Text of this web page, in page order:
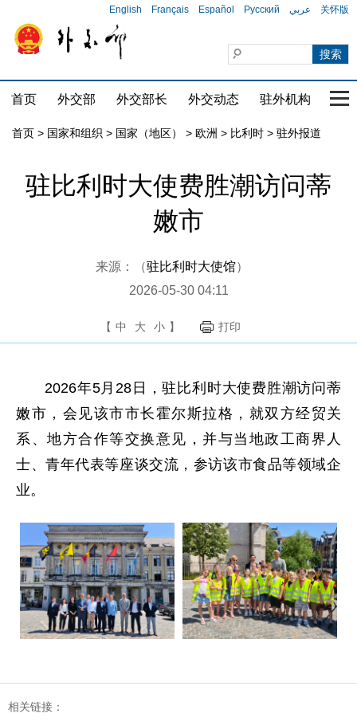
English Français Español Русский عربي 关怀版
首页 外交部 外交部长 外交动态 驻外机构 国
首页 > 国家和组织 > 国家（地区） > 欧洲 > 比利时 > 驻外报道
驻比利时大使费胜潮访问蒂
嫩市
来源：（驻比利时大使馆）
2026-05-30 04:11
【 中 大 小 】 打印
2026年5月28日，驻比利时大使费胜潮访问蒂
嫩市，会见该市市长霍尔斯拉格，就双方经贸关
系、地方合作等交换意见，并与当地政工商界人
士、青年代表等座谈交流，参访该市食品等领域企
业。
相关链接：